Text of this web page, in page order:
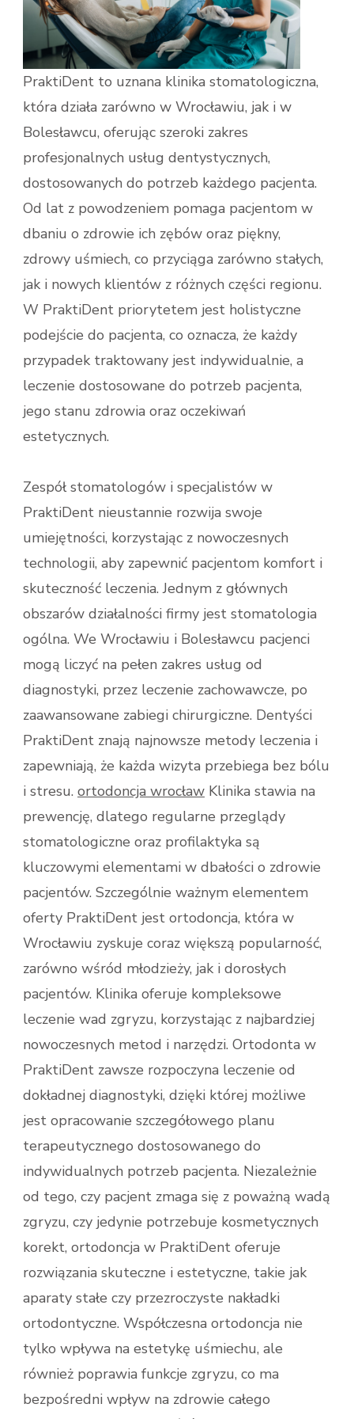
PraktiDent to uznana klinika stomatologiczna,
która działa zarówno w Wrocławiu, jak i w
Bolesławcu, oferując szeroki zakres
profesjonalnych usług dentystycznych,
dostosowanych do potrzeb każdego pacjenta.
Od lat z powodzeniem pomaga pacjentom w
dbaniu o zdrowie ich zębów oraz piękny,
zdrowy uśmiech, co przyciąga zarówno stałych,
jak i nowych klientów z różnych części regionu.
W PraktiDent priorytetem jest holistyczne
podejście do pacjenta, co oznacza, że każdy
przypadek traktowany jest indywidualnie, a
leczenie dostosowane do potrzeb pacjenta,
jego stanu zdrowia oraz oczekiwań
estetycznych.
Zespół stomatologów i specjalistów w
PraktiDent nieustannie rozwija swoje
umiejętności, korzystając z nowoczesnych
technologii, aby zapewnić pacjentom komfort i
skuteczność leczenia. Jednym z głównych
obszarów działalności firmy jest stomatologia
ogólna. We Wrocławiu i Bolesławcu pacjenci
mogą liczyć na pełen zakres usług od
diagnostyki, przez leczenie zachowawcze, po
zaawansowane zabiegi chirurgiczne. Dentyści
PraktiDent znają najnowsze metody leczenia i
zapewniają, że każda wizyta przebiega bez bólu
i stresu. ortodoncja wrocław Klinika stawia na
prewencję, dlatego regularne przeglądy
stomatologiczne oraz profilaktyka są
kluczowymi elementami w dbałości o zdrowie
pacjentów. Szczególnie ważnym elementem
oferty PraktiDent jest ortodoncja, która w
Wrocławiu zyskuje coraz większą popularność,
zarówno wśród młodzieży, jak i dorosłych
pacjentów. Klinika oferuje kompleksowe
leczenie wad zgryzu, korzystając z najbardziej
nowoczesnych metod i narzędzi. Ortodonta w
PraktiDent zawsze rozpoczyna leczenie od
dokładnej diagnostyki, dzięki której możliwe
jest opracowanie szczegółowego planu
terapeutycznego dostosowanego do
indywidualnych potrzeb pacjenta. Niezależnie
od tego, czy pacjent zmaga się z poważną wadą
zgryzu, czy jedynie potrzebuje kosmetycznych
korekt, ortodoncja w PraktiDent oferuje
rozwiązania skuteczne i estetyczne, takie jak
aparaty stałe czy przezroczyste nakładki
ortodontyczne. Współczesna ortodoncja nie
tylko wpływa na estetykę uśmiechu, ale
również poprawia funkcje zgryzu, co ma
bezpośredni wpływ na zdrowie całego